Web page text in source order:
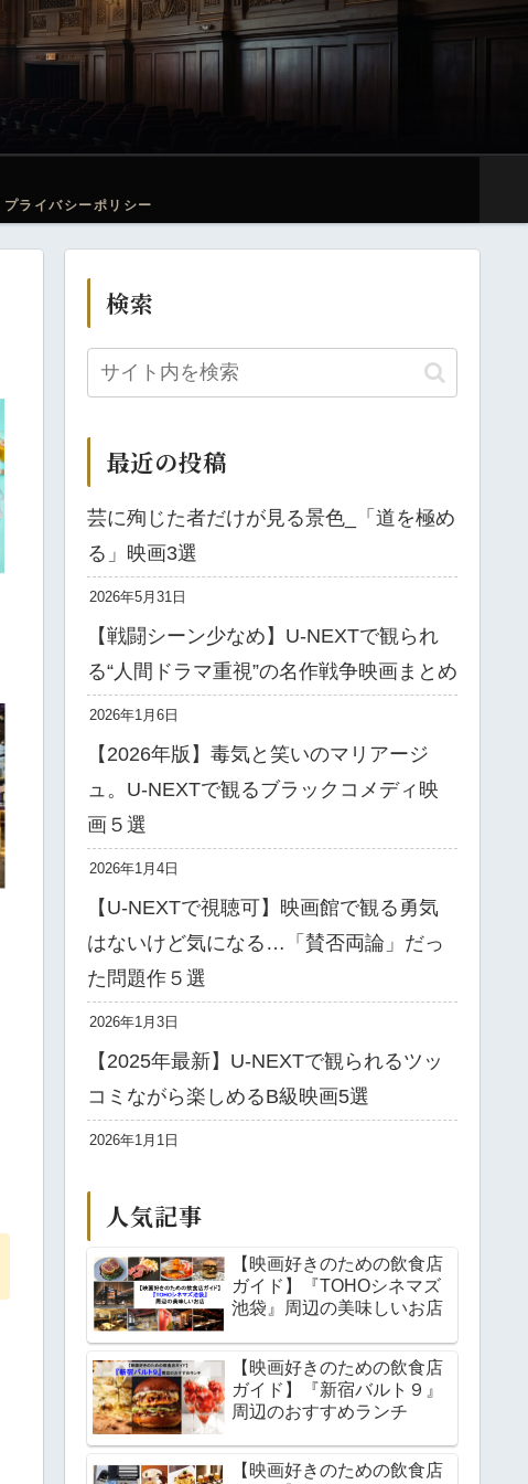
プライバシーポリシー
検索
最近の投稿
芸に殉じた者だけが見る景色_「道を極め
る」映画3選
2026年5月31日
【戦闘シーン少なめ】U-NEXTで観られ
る“人間ドラマ重視”の名作戦争映画まとめ
2026年1月6日
【2026年版】毒気と笑いのマリアージ
ュ。U-NEXTで観るブラックコメディ映
画５選
2026年1月4日
【U-NEXTで視聴可】映画館で観る勇気
はないけど気になる…「賛否両論」だっ
た問題作５選
2026年1月3日
【2025年最新】U-NEXTで観られるツッ
コミながら楽しめるB級映画5選
2026年1月1日
人気記事
【映画好きのための飲食店
ガイド】『TOHOシネマズ
池袋』周辺の美味しいお店
【映画好きのための飲食店
ガイド】『新宿バルト９』
周辺のおすすめランチ
【映画好きのための飲食店